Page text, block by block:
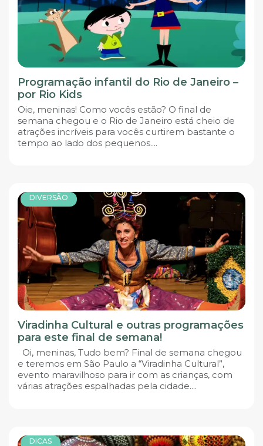
Programação infantil do Rio de Janeiro –
por Rio Kids
Oie, meninas! Como vocês estão? O final de
semana chegou e o Rio de Janeiro está cheio de
atrações incríveis para vocês curtirem bastante o
tempo ao lado dos pequenos....
DIVERSÃO
Viradinha Cultural e outras programações
para este final de semana!
Oi, meninas, Tudo bem? Final de semana chegou
e teremos em São Paulo a “Viradinha Cultural”,
evento maravilhoso para ir com as crianças, com
várias atrações espalhadas pela cidade....
DICAS